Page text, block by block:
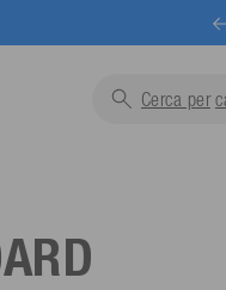
Cerca per